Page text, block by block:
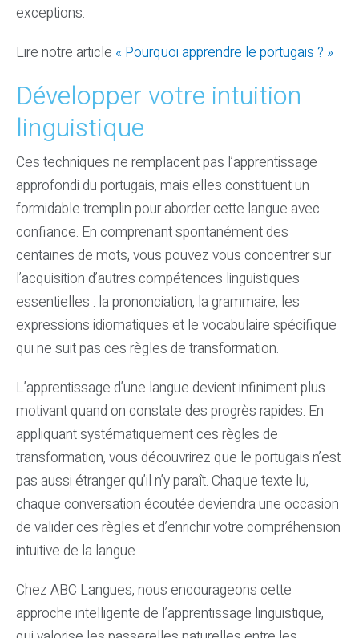
exceptions.
Lire notre article « Pourquoi apprendre le portugais ? »
Développer votre intuition
linguistique
Ces techniques ne remplacent pas l’apprentissage
approfondi du portugais, mais elles constituent un
formidable tremplin pour aborder cette langue avec
confiance. En comprenant spontanément des
centaines de mots, vous pouvez vous concentrer sur
l’acquisition d’autres compétences linguistiques
essentielles : la prononciation, la grammaire, les
expressions idiomatiques et le vocabulaire spécifique
qui ne suit pas ces règles de transformation.
L’apprentissage d’une langue devient infiniment plus
motivant quand on constate des progrès rapides. En
appliquant systématiquement ces règles de
transformation, vous découvrirez que le portugais n’est
pas aussi étranger qu’il n’y paraît. Chaque texte lu,
chaque conversation écoutée deviendra une occasion
de valider ces règles et d’enrichir votre compréhension
intuitive de la langue.
Chez ABC Langues, nous encourageons cette
approche intelligente de l’apprentissage linguistique,